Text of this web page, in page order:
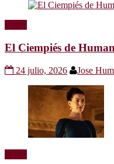
El Ciempiés de
24 julio, 2026 Jose